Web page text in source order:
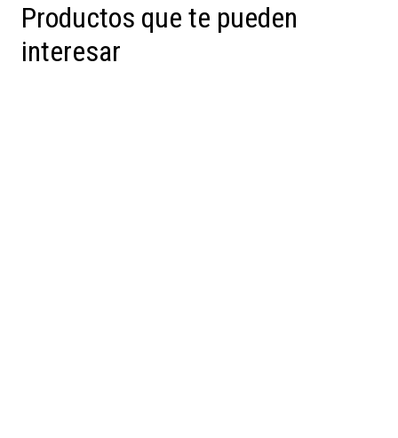
Productos que te pueden
interesar